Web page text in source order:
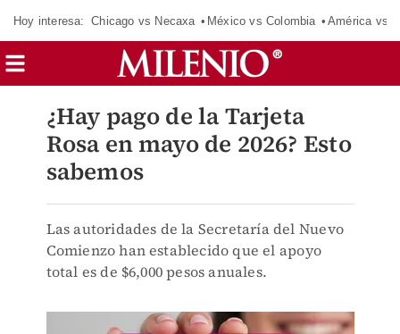
Hoy interesa: Chicago vs Necaxa México vs Colombia América vs
¿Hay pago de la Tarjeta
Rosa en mayo de 2026? Esto
sabemos
Las autoridades de la Secretaría del Nuevo
Comienzo han establecido que el apoyo
total es de $6,000 pesos anuales.